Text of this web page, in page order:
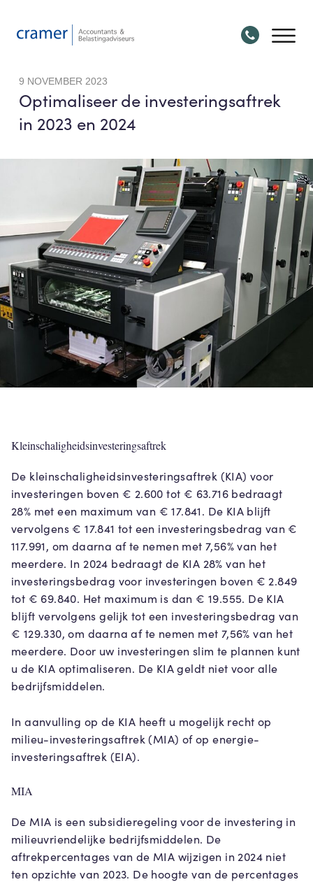
9 NOVEMBER 2023
Optimaliseer de investeringsaftrek
in 2023 en 2024
Kleinschaligheidsinvesteringsaftrek
De kleinschaligheidsinvesteringsaftrek (KIA) voor
investeringen boven € 2.600 tot € 63.716 bedraagt
28% met een maximum van € 17.841. De KIA blijft
vervolgens € 17.841 tot een investeringsbedrag van €
117.991, om daarna af te nemen met 7,56% van het
meerdere. In 2024 bedraagt de KIA 28% van het
investeringsbedrag voor investeringen boven € 2.849
tot € 69.840. Het maximum is dan € 19.555. De KIA
blijft vervolgens gelijk tot een investeringsbedrag van
€ 129.330, om daarna af te nemen met 7,56% van het
meerdere. Door uw investeringen slim te plannen kunt
u de KIA optimaliseren. De KIA geldt niet voor alle
bedrijfsmiddelen.
In aanvulling op de KIA heeft u mogelijk recht op
milieu-investeringsaftrek (MIA) of op energie-
investeringsaftrek (EIA).
MIA
De MIA is een subsidieregeling voor de investering in
milieuvriendelijke bedrijfsmiddelen. De
aftrekpercentages van de MIA wijzigen in 2024 niet
ten opzichte van 2023. De hoogte van de percentages